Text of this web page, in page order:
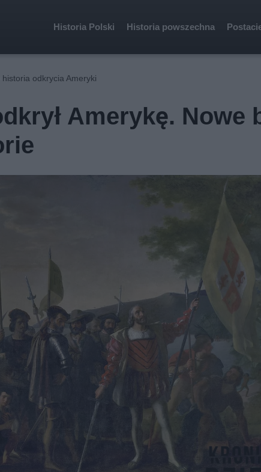
Historia Polski Historia powszechna
historia odkrycia Ameryki
Amerykę. Nowe